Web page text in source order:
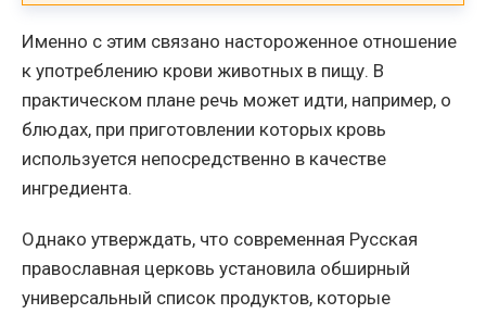
Именно с этим связано настороженное отношение
к употреблению крови животных в пищу. В
практическом плане речь может идти, например, о
блюдах, при приготовлении которых кровь
используется непосредственно в качестве
ингредиента.
Однако утверждать, что современная Русская
православная церковь установила обширный
универсальный список продуктов, которые